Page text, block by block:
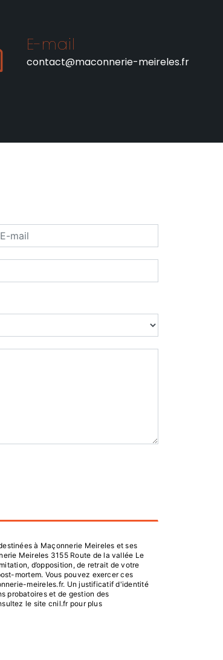
E-mail
contact@maconnerie-meireles.fr
à Maçonnerie Meireles et ses
Meireles 3155 Route de la vallée Le
d’opposition, de retrait de votre
mortem. Vous pouvez exercer ces
meireles.fr. Un justificatif d'identité
probatoires et de gestion des
le site cnil.fr pour plus